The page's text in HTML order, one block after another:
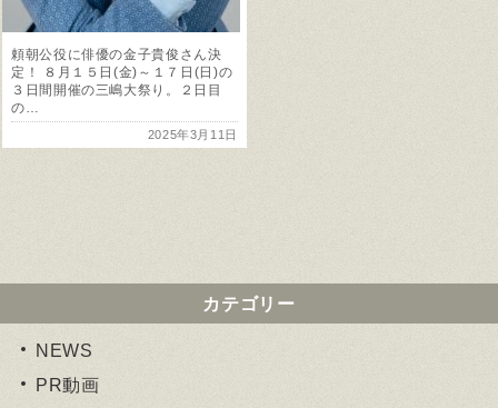
頼朝公役に俳優の金子貴俊さん決
定！ ８月１５日(金)～１７日(日)の
３日間開催の三嶋大祭り。２日目
の…
2025年3月11日
カテゴリー
NEWS
PR動画